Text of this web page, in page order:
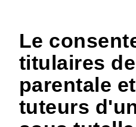
Le
titulaires
parentale
tuteurs